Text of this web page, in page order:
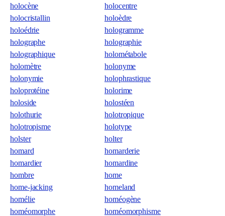
holocène
holocentre
holocristallin
holoèdre
holoédrie
hologramme
holographe
holographie
holographique
holométabole
holomètre
holonyme
holonymie
holophrastique
holoprotéine
holorime
holoside
holostéen
holothurie
holotropique
holotropisme
holotype
holster
holter
homard
homarderie
homardier
homardine
hombre
home
home-jacking
homeland
homélie
homéogène
homéomorphe
homéomorphisme